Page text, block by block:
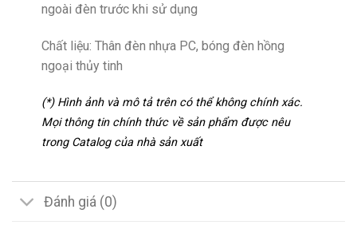
ngoài đèn trước khi sử dụng
Chất liệu: Thân đèn nhựa PC, bóng đèn hồng
ngoại thủy tinh
(*) Hình ảnh và mô tả trên có thể không chính xác.
Mọi thông tin chính thức về sản phẩm được nêu
trong Catalog của nhà sản xuất
Đánh giá (0)